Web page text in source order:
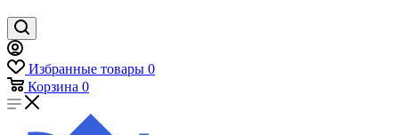
Избранные товары 0
Корзина 0